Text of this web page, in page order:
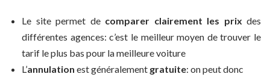
Le site permet de comparer clairement les prix des
différentes agences: c’est le meilleur moyen de trouver le
tarif le plus bas pour la meilleure voiture
L’annulation est généralement gratuite: on peut donc